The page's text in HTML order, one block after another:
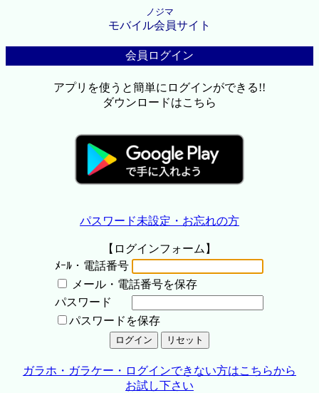
ノジマ
モバイル会員サイト
会員ログイン
アプリを使うと簡単にログインができる!!
ダウンロードはこちら
パスワード未設定・お忘れの方
【ログインフォーム】
ﾒｰﾙ・電話番号
メール・電話番号を保存
パスワード
パスワードを保存
ガラホ・ガラケー・ログインできない方はこちらから
お試し下さい